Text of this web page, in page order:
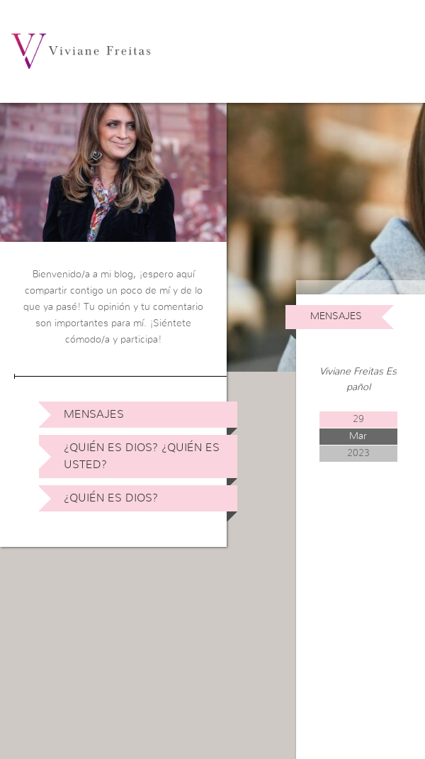
Bienvenido/a a mi blog, ¡espero aquí
compartir contigo un poco de mí y de lo
que ya pasé! Tu opinión y tu comentario
son importantes para mí. ¡Siéntete
cómodo/a y participa!
MENSAJES
¿QUIÉN ES DIOS? ¿QUIÉN ES
USTED?
¿QUIÉN ES DIOS?
MENSAJES
Viviane Freitas Es
pañol
29
Mar
2023